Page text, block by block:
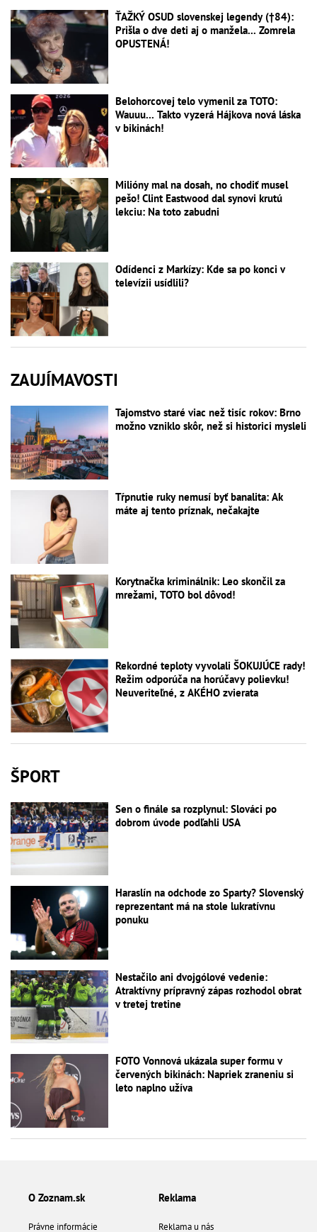
ŤAŽKÝ OSUD slovenskej legendy (†84):
Prišla o dve deti aj o manžela... Zomrela
OPUSTENÁ!
Belohorcovej telo vymenil za TOTO:
Wauuu... Takto vyzerá Hájkova nová láska
v bikinách!
Milióny mal na dosah, no chodiť musel
pešo! Clint Eastwood dal synovi krutú
lekciu: Na toto zabudni
Odídenci z Markízy: Kde sa po konci v
televízii usídlili?
ZAUJÍMAVOSTI
Tajomstvo staré viac než tisíc rokov: Brno
možno vzniklo skôr, než si historici mysleli
Tŕpnutie ruky nemusí byť banalita: Ak
máte aj tento príznak, nečakajte
Korytnačka kriminálnik: Leo skončil za
mrežami, TOTO bol dôvod!
Rekordné teploty vyvolali ŠOKUJÚCE rady!
Režim odporúča na horúčavy polievku!
Neuveriteľné, z AKÉHO zvierata
ŠPORT
Sen o finále sa rozplynul: Slováci po
dobrom úvode podľahli USA
Haraslín na odchode zo Sparty? Slovenský
reprezentant má na stole lukratívnu
ponuku
Nestačilo ani dvojgólové vedenie:
Atraktívny prípravný zápas rozhodol obrat
v tretej tretine
FOTO Vonnová ukázala super formu v
červených bikinách: Napriek zraneniu si
leto naplno užíva
O Zoznam.sk
Právne informácie
Reklama
Reklama u nás